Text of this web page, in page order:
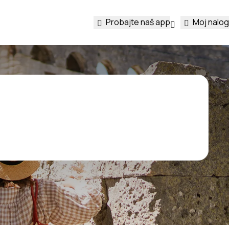
Probajte naš app Moj nalog